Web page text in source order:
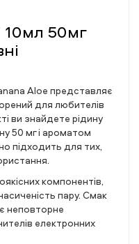
10мл 50мг
Aloe представляє
для любителів
ви знайдете рідину
50 мг і ароматом
підходить для тих,
компонентів,
пару. Смак
неповторне
електронних